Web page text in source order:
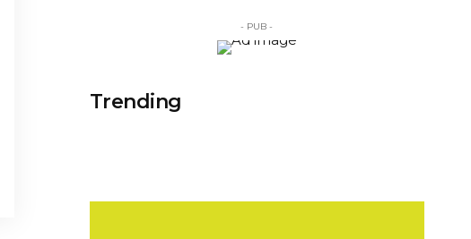
- PUB -
Trending